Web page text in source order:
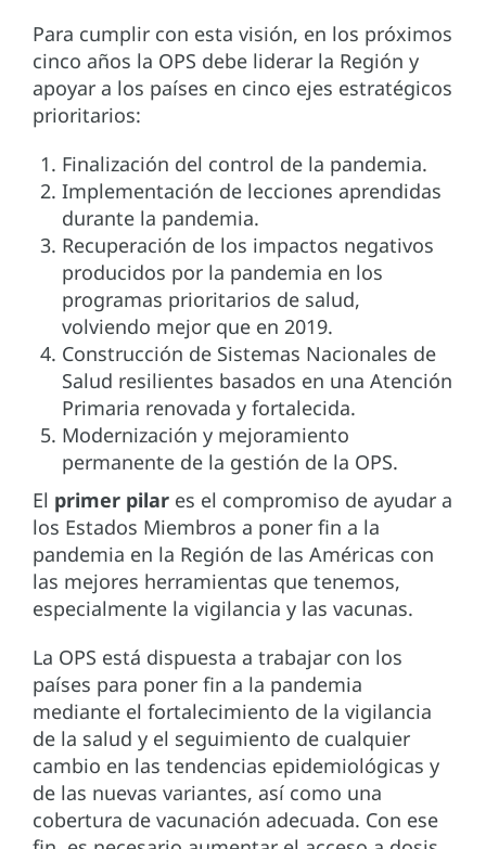
Para cumplir con esta visión, en los próximos
cinco años la OPS debe liderar la Región y
apoyar a los países en cinco ejes estratégicos
prioritarios:
Finalización del control de la pandemia.
Implementación de lecciones aprendidas
durante la pandemia.
Recuperación de los impactos negativos
producidos por la pandemia en los
programas prioritarios de salud,
volviendo mejor que en 2019.
Construcción de Sistemas Nacionales de
Salud resilientes basados en una Atención
Primaria renovada y fortalecida.
Modernización y mejoramiento
permanente de la gestión de la OPS.
El primer pilar es el compromiso de ayudar a
los Estados Miembros a poner fin a la
pandemia en la Región de las Américas con
las mejores herramientas que tenemos,
especialmente la vigilancia y las vacunas.
La OPS está dispuesta a trabajar con los
países para poner fin a la pandemia
mediante el fortalecimiento de la vigilancia
de la salud y el seguimiento de cualquier
cambio en las tendencias epidemiológicas y
de las nuevas variantes, así como una
cobertura de vacunación adecuada. Con ese